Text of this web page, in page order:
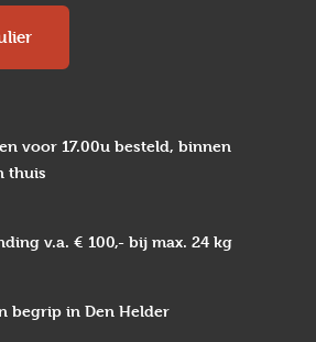
voor 17.00u besteld, binnen
thuis
v.a. € 100,- bij max. 24 kg
begrip in Den Helder